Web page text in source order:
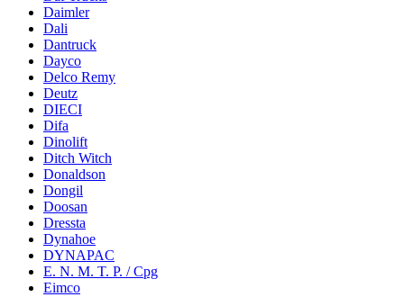
Daimler
Dali
Dantruck
Dayco
Delco Remy
Deutz
DIECI
Difa
Dinolift
Ditch Witch
Donaldson
Dongil
Doosan
Dressta
Dynahoe
DYNAPAC
E. N. M. T. P. / Cpg
Eimco